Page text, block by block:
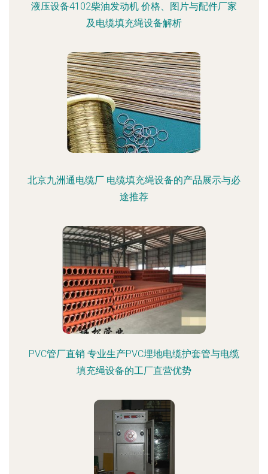
液压设备4102柴油发动机 价格、图片与配件厂家
及电缆填充绳设备解析
北京九洲通电缆厂 电缆填充绳设备的产品展示与必
途推荐
PVC管厂直销 专业生产PVC埋地电缆护套管与电缆
填充绳设备的工厂直营优势